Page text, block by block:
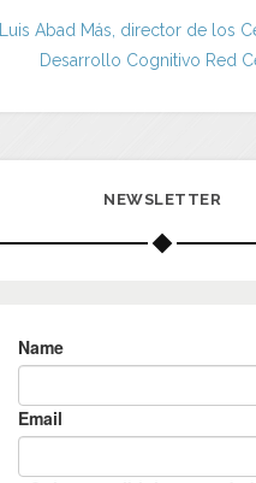
Luis Abad Más, director de los
Desarrollo Cognitivo Red
NEWSLETTER